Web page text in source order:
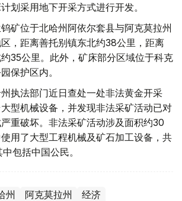
划采用地下开采方式进行开发。
矿位于北哈州阿依尔套县与阿克莫拉州
，距离善托别镇东北约38公里，距离
35公里。此外，矿床部分区域位于科克
保护区内。
州执法部门近日查处一处非法黄金开采
型机械设备，并发现非法采矿活动已对
重破坏。非法采矿活动涉及面积约30
用了大型工程机械及矿石加工设备，共
包括中国公民。
州 阿克莫拉州 经济